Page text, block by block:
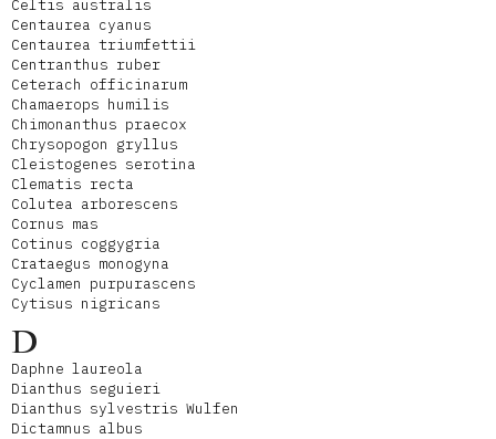
Celtis australis
Centaurea cyanus
Centaurea triumfettii
Centranthus ruber
Ceterach officinarum
Chamaerops humilis
Chimonanthus praecox
Chrysopogon gryllus
Cleistogenes serotina
Clematis recta
Colutea arborescens
Cornus mas
Cotinus coggygria
Crataegus monogyna
Cyclamen purpurascens
Cytisus nigricans
D
Daphne laureola
Dianthus seguieri
Dianthus sylvestris Wulfen
Dictamnus albus